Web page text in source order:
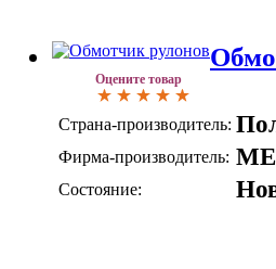
Оцените товар
Страна-производитель:
Фирма-производитель:
Состояние: